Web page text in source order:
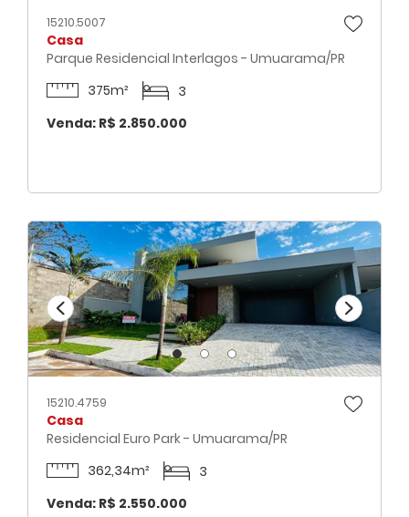
15210.5007
Casa
Parque Residencial Interlagos - Umuarama/PR
375m²
3
Venda: R$ 2.850.000
15210.4759
Casa
Residencial Euro Park - Umuarama/PR
362,34m²
3
Venda: R$ 2.550.000